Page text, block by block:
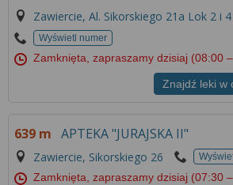
Zawiercie, Al. Sikorskiego 21a Lok 2 i 4
Wyświetl numer
Zamknięta, zapraszamy dzisiaj (08:00
Znajdź leki w
639 m APTEKA "JURAJSKA II"
Zawiercie, Sikorskiego 26
Zamknięta, zapraszamy dzisiaj (07:30